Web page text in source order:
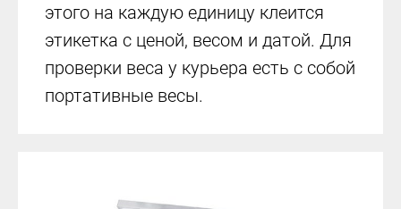
этого на каждую единицу клеится
этикетка с ценой, весом и датой. Для
проверки веса у курьера есть с собой
портативные весы.